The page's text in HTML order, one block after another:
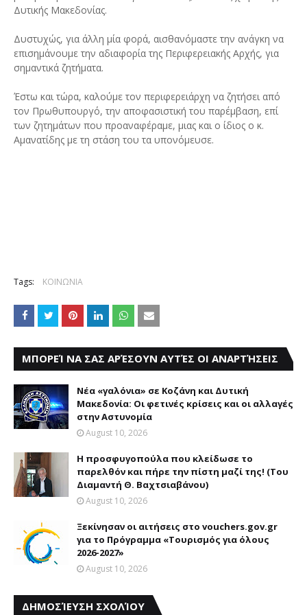
Δυτικής Μακεδονίας.
Δυστυχώς, για άλλη μία φορά, αισθανόμαστε την ανάγκη να
επισημάνουμε την αδιαφορία της Περιφερειακής Αρχής, για
σημαντικά ζητήματα.
Έστω και τώρα, καλούμε τον περιφερειάρχη να ζητήσει από
τον Πρωθυπουργό, την αποφασιστική του παρέμβαση, επί
των ζητημάτων που προαναφέραμε, μιας και ο ίδιος ο κ.
Αμανατίδης με τη στάση του τα υπονόμευσε.
Tags: ΚΟΙΝΩΝΙΑ
ΜΠΟΡΕΊ ΝΑ ΣΑΣ ΑΡΈΣΟΥΝ ΑΥΤΈΣ ΟΙ ΑΝΑΡΤΉΣΕΙΣ
Νέα «γαλόνια» σε Κοζάνη και Δυτική
Μακεδονία: Οι φετινές κρίσεις και οι αλλαγές
στην Αστυνομία
August 10, 2026
Η προσφυγοπούλα που κλείδωσε το
παρελθόν και πήρε την πίστη μαζί της! (Του
Διαμαντή Θ. Βαχτσιαβάνου)
August 10, 2026
Ξεκίνησαν οι αιτήσεις στο vouchers.gov.gr
για το Πρόγραμμα «Τουρισμός για όλους
2026-2027»
August 10, 2026
ΔΗΜΟΣΊΕΥΣΗ ΣΧΟΛΊΟΥ